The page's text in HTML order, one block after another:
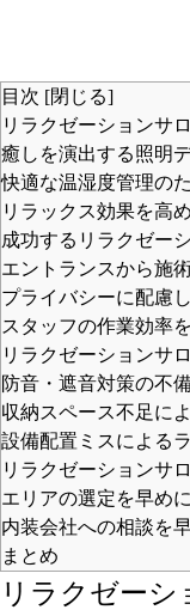
目次 [閉じる]
リラクゼーションサ
癒しを演出する照明
快適な温湿度管理の
リラックス効果を高
成功するリラクゼー
エントランスから施
プライバシーに配慮
スタッフの作業効率
リラクゼーションサ
防音・遮音対策の不
収納スペース不足に
設備配置ミスによる
リラクゼーションサ
エリアの選定を早め
内装会社への相談を
まとめ
リラクゼーシ